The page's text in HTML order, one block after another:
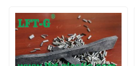
die Luft- und Raumfahrt